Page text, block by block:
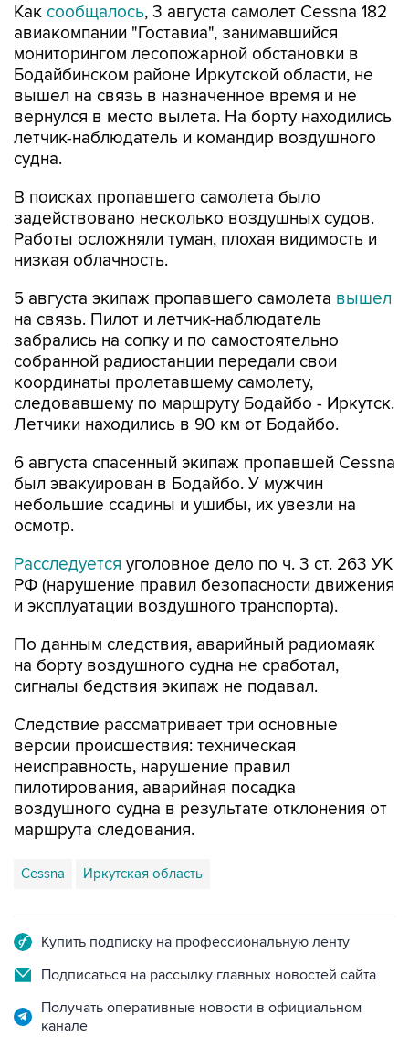
Как сообщалось, 3 августа самолет Cessna 182
авиакомпании "Гоставиа", занимавшийся
мониторингом лесопожарной обстановки в
Бодайбинском районе Иркутской области, не
вышел на связь в назначенное время и не
вернулся в место вылета. На борту находились
летчик-наблюдатель и командир воздушного
судна.
В поисках пропавшего самолета было
задействовано несколько воздушных судов.
Работы осложняли туман, плохая видимость и
низкая облачность.
5 августа экипаж пропавшего самолета вышел
на связь. Пилот и летчик-наблюдатель
забрались на сопку и по самостоятельно
собранной радиостанции передали свои
координаты пролетавшему самолету,
следовавшему по маршруту Бодайбо - Иркутск.
Летчики находились в 90 км от Бодайбо.
6 августа спасенный экипаж пропавшей Cessna
был эвакуирован в Бодайбо. У мужчин
небольшие ссадины и ушибы, их увезли на
осмотр.
Расследуется уголовное дело по ч. 3 ст. 263 УК
РФ (нарушение правил безопасности движения
и эксплуатации воздушного транспорта).
По данным следствия, аварийный радиомаяк
на борту воздушного судна не сработал,
сигналы бедствия экипаж не подавал.
Следствие рассматривает три основные
версии происшествия: техническая
неисправность, нарушение правил
пилотирования, аварийная посадка
воздушного судна в результате отклонения от
маршрута следования.
Cessna Иркутская область
Купить подписку на профессиональную ленту
Подписаться на рассылку главных новостей сайта
Получать оперативные новости в официальном
канале